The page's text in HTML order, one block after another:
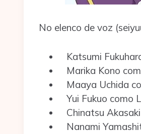
No elenco de voz
Katsumi
Marika Kono
Maaya Uchida
Yui Fukuo como
Chinatsu
Nanami